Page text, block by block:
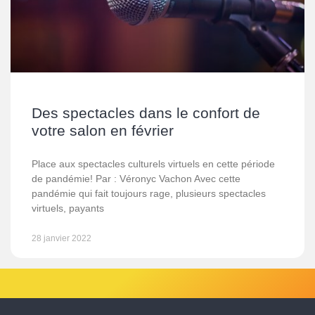
Des spectacles dans le confort de
votre salon en février
Place aux spectacles culturels virtuels en cette période
de pandémie! Par : Véronyc Vachon Avec cette
pandémie qui fait toujours rage, plusieurs spectacles
virtuels, payants
28 janvier 2022